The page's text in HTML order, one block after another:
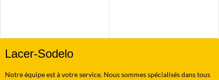
Lacer-Sodelo
Notre équipe est à votre service. Nous sommes spécialisés dans tous